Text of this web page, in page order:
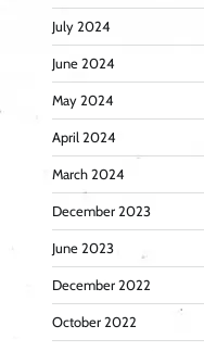
July 2024
June 2024
May 2024
April 2024
March 2024
December 2023
June 2023
December 2022
October 2022